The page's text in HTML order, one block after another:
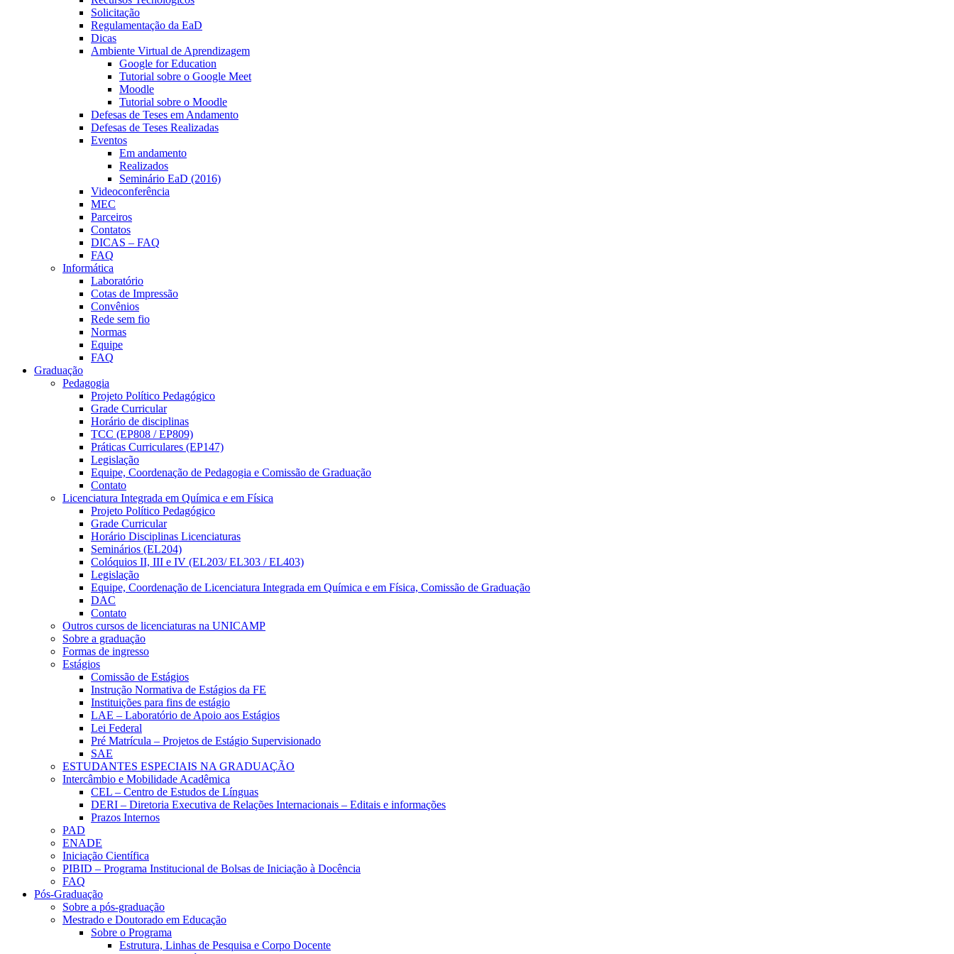
Solicitação
Regulamentação da EaD
Dicas
Ambiente Virtual de Aprendizagem
Google for Education
Tutorial sobre o Google Meet
Moodle
Tutorial sobre o Moodle
Defesas de Teses em Andamento
Defesas de Teses Realizadas
Eventos
Em andamento
Realizados
Seminário EaD (2016)
Videoconferência
MEC
Parceiros
Contatos
DICAS – FAQ
FAQ
Informática
Laboratório
Cotas de Impressão
Convênios
Rede sem fio
Normas
Equipe
FAQ
Graduação
Pedagogia
Projeto Político Pedagógico
Grade Curricular
Horário de disciplinas
TCC (EP808 / EP809)
Práticas Curriculares (EP147)
Legislação
Equipe, Coordenação de Pedagogia e Comissão de Graduação
Contato
Licenciatura Integrada em Química e em Física
Projeto Político Pedagógico
Grade Curricular
Horário Disciplinas Licenciaturas
Seminários (EL204)
Colóquios II, III e IV (EL203/ EL303 / EL403)
Legislação
Equipe, Coordenação de Licenciatura Integrada em Química e em Física, Comissão de Graduação
DAC
Contato
Outros cursos de licenciaturas na UNICAMP
Sobre a graduação
Formas de ingresso
Estágios
Comissão de Estágios
Instrução Normativa de Estágios da FE
Instituições para fins de estágio
LAE – Laboratório de Apoio aos Estágios
Lei Federal
Pré Matrícula – Projetos de Estágio Supervisionado
SAE
ESTUDANTES ESPECIAIS NA GRADUAÇÃO
Intercâmbio e Mobilidade Acadêmica
CEL – Centro de Estudos de Línguas
DERI – Diretoria Executiva de Relações Internacionais – Editais e informações
Prazos Internos
PAD
ENADE
Iniciação Científica
PIBID – Programa Institucional de Bolsas de Iniciação à Docência
FAQ
Pós-Graduação
Sobre a pós-graduação
Mestrado e Doutorado em Educação
Sobre o Programa
Estrutura, Linhas de Pesquisa e Corpo Docente